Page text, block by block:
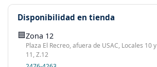
Disponibilidad en tienda
🟦Zona 12
Plaza El Recreo, afuera de USAC, Locales 10 y
11, Z.12